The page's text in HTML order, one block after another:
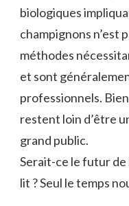
biologiques
champignons n’est
méthodes
et sont
professionnels.
restent loin d’être
grand public.
Serait-ce le futur
lit ? Seul le temps